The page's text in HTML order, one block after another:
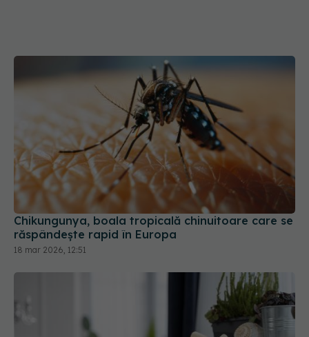
Chikungunya, boala tropicală chinuitoare care se
răspândește rapid în Europa
18 mar 2026, 12:51